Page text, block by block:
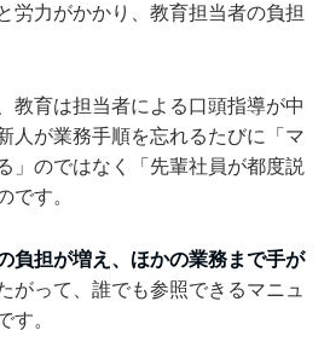
労力がかかり、教育担当者の負担
教育は担当者による口頭指導が中
人が業務手順を忘れるたびに「マ
」のではなく「先輩社員が都度説
です。
負担が増え、ほかの業務まで手が
がって、誰でも参照できるマニュ
す。